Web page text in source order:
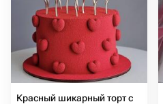
Красный шикарный торт с